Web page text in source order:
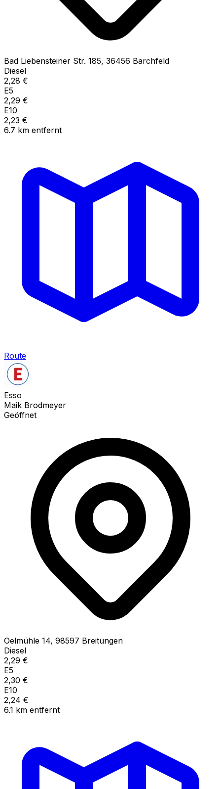
Bad Liebensteiner Str. 185, 36456 Barchfeld
Diesel
2,28 €
E5
2,29 €
E10
2,23 €
6.7 km entfernt
Route
Esso
Maik Brodmeyer
Geöffnet
Oelmühle 14, 98597 Breitungen
Diesel
2,29 €
E5
2,30 €
E10
2,24 €
6.1 km entfernt